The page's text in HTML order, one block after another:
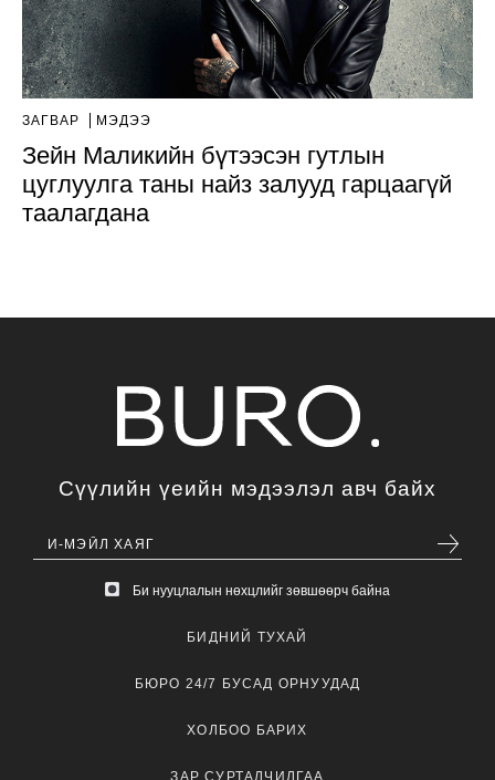
ЗАГВАР МЭДЭЭ
Зейн Маликийн бүтээсэн гутлын
цуглуулга таны найз залууд гарцаагүй
таалагдана
Сүүлийн үеийн мэдээлэл авч байх
Би нууцлалын нөхцлийг зөвшөөрч байна
БИДНИЙ ТУХАЙ
БЮРО 24/7 БУСАД ОРНУУДАД
ХОЛБОО БАРИХ
ЗАР СУРТАЛЧИЛГАА